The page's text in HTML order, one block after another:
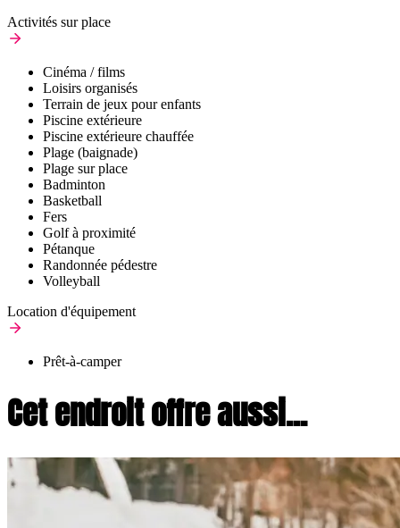
Activités sur place
Cinéma / films
Loisirs organisés
Terrain de jeux pour enfants
Piscine extérieure
Piscine extérieure chauffée
Plage (baignade)
Plage sur place
Badminton
Basketball
Fers
Golf à proximité
Pétanque
Randonnée pédestre
Volleyball
Location d'équipement
Prêt-à-camper
Cet endroit offre aussi...